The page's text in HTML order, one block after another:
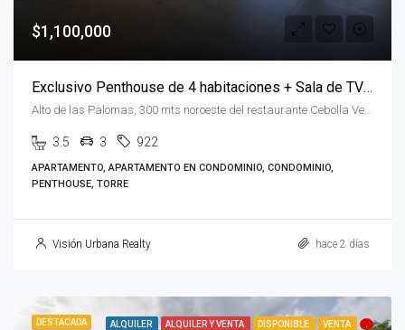
$1,100,000
Exclusivo Penthouse de 4 habitaciones + Sala de TV en Flats 21
3.5 3 922
APARTAMENTO, APARTAMENTO EN CONDOMINIO, CONDOMINIO,
PENTHOUSE, TORRE
Visión Urbana Realty hace 2 días
DESTACADA ALQUILER ALQUILER Y VENTA DISPONIBLE VENTA